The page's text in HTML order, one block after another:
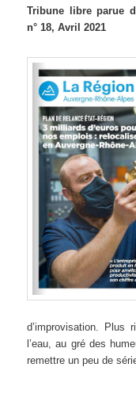
Tribune libre parue
n° 18, Avril 2021
d’improvisation. Plus
l’eau, au gré des
remettre un peu de